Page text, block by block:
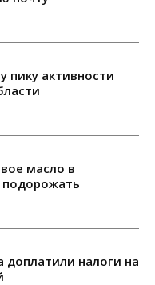
пику активности
масло в
налоги на